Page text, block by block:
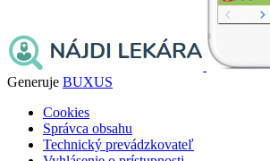
Generuje BUXUS
Cookies
Správca obsahu
Technický prevádzkovateľ